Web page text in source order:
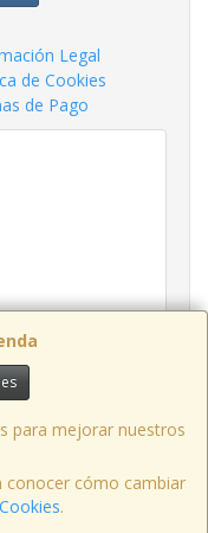
para mejorar nuestros
conocer cómo cambiar
.
Legal
de Cookies
de Pago
- C.I.F.: B37557246 -